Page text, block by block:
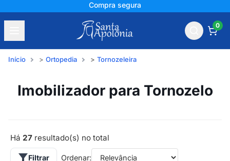
+150 mil avaliações
0
Início Ortopedia Tornozeleira
Imobilizador para Tornozelo
Há 27 resultado(s) no total
Filtrar Ordenar: